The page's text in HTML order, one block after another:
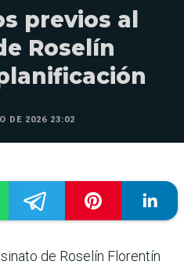
previos al
Roselín
DE 2026 23:02
de Roselín Florentín